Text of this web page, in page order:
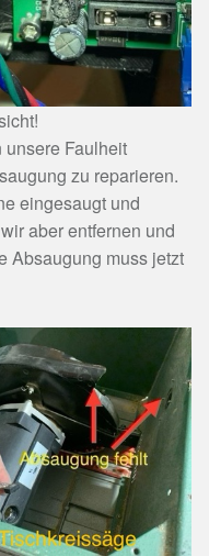
unsere Faulheit
zu reparieren.
eingesaugt und
aber entfernen und
Absaugung muss jetzt